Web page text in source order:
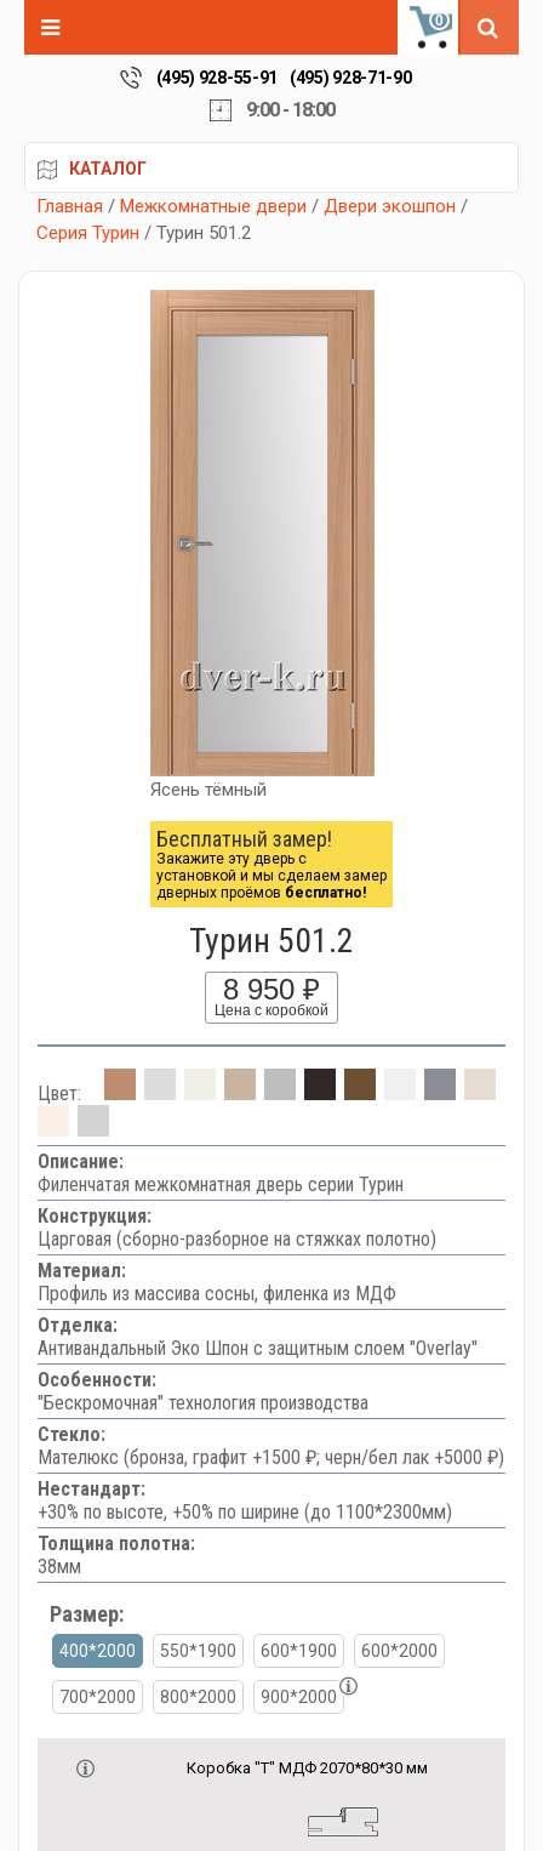
0
(495) 928-55-91 (495) 928-71-90
9:00 - 18:00
КАТАЛОГ
Главная / Межкомнатные двери / Двери экошпон /
Серия Турин / Турин 501.2
Ясень тёмный
Бесплатный замер!
Закажите эту дверь с
установкой и мы сделаем замер
дверных проёмов бесплатно!
Турин 501.2
8 950 ₽
Цена с коробкой
Цвет:
Описание:
Филенчатая межкомнатная дверь серии Турин
Конструкция:
Царговая (сборно-разборное на стяжках полотно)
Материал:
Профиль из массива сосны, филенка из МДФ
Отделка:
Антивандальный Эко Шпон с защитным слоем "Overlay"
Особенности:
"Бескромочная" технология производства
Стекло:
Мателюкс (бронза, графит +1500 ₽; черн/бел лак +5000 ₽)
Нестандарт:
+30% по высоте, +50% по ширине (до 1100*2300мм)
Толщина полотна:
38мм
Размер:
400*2000 550*1900 600*1900 600*2000
700*2000 800*2000 900*2000
Коробка "Т" МДФ 2070*80*30 мм